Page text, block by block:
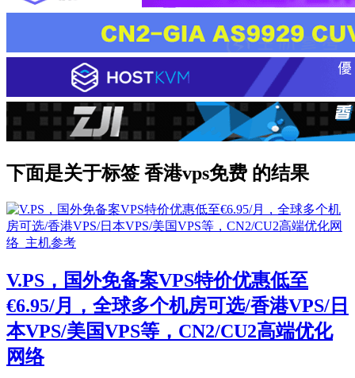
下面是关于标签 香港vps免费 的结果
V.PS，国外免备案VPS特价优惠低至
€6.95/月，全球多个机房可选/香港VPS/日
本VPS/美国VPS等，CN2/CU2高端优化
网络